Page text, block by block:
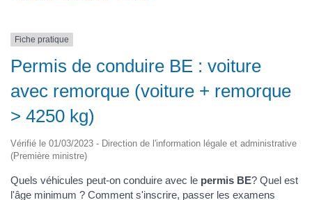
Fiche pratique
Permis de conduire BE : voiture
avec remorque (voiture + remorque
> 4250 kg)
Vérifié le 01/03/2023 - Direction de l'information légale et administrative
(Première ministre)
Quels véhicules peut-on conduire avec le permis BE? Quel est
l'âge minimum ? Comment s'inscrire, passer les examens